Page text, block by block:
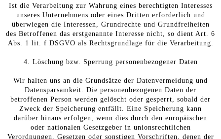
Ist die Verarbeitung zur Wahrung eines berechtigten Interesses
unseres Unternehmens oder eines Dritten erforderlich und
überwiegen die Interessen, Grundrechte und Grundfreiheiten
des Betroffenen das erstgenannte Interesse nicht, so dient Art. 6
Abs. 1 lit. f DSGVO als Rechtsgrundlage für die Verarbeitung.
4. Löschung bzw. Sperrung personenbezogener Daten
Wir halten uns an die Grundsätze der Datenvermeidung und
Datensparsamkeit. Die personenbezogenen Daten der
betroffenen Person werden gelöscht oder gesperrt, sobald der
Zweck der Speicherung entfällt. Eine Speicherung kann
darüber hinaus erfolgen, wenn dies durch den europäischen
oder nationalen Gesetzgeber in unionsrechtlichen
Verordnungen, Gesetzen oder sonstigen Vorschriften, denen der